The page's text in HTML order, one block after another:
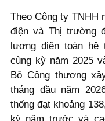
Theo Công ty TNHH
điện và Thị trường
lượng điện toàn hệ
cùng kỳ năm 2025
Bộ Công thương
tháng đầu năm
thống đạt khoảng